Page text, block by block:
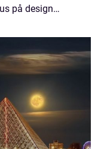
på design
i alla